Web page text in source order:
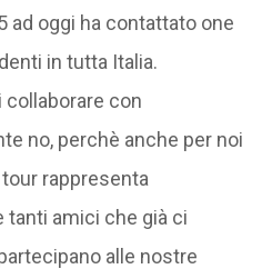
ad oggi ha contattato one
in tutta Italia.
collaborare con
no, perchè anche per noi
rappresenta
tanti amici che già ci
alle nostre